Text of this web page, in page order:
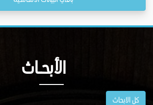
الأبحــاث
كل الابحاث